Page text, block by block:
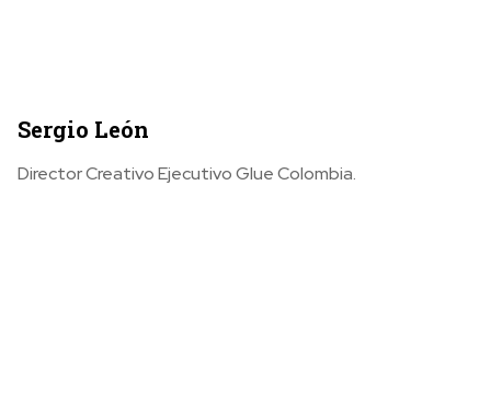
Sergio León
Director Creativo Ejecutivo Glue Colombia.